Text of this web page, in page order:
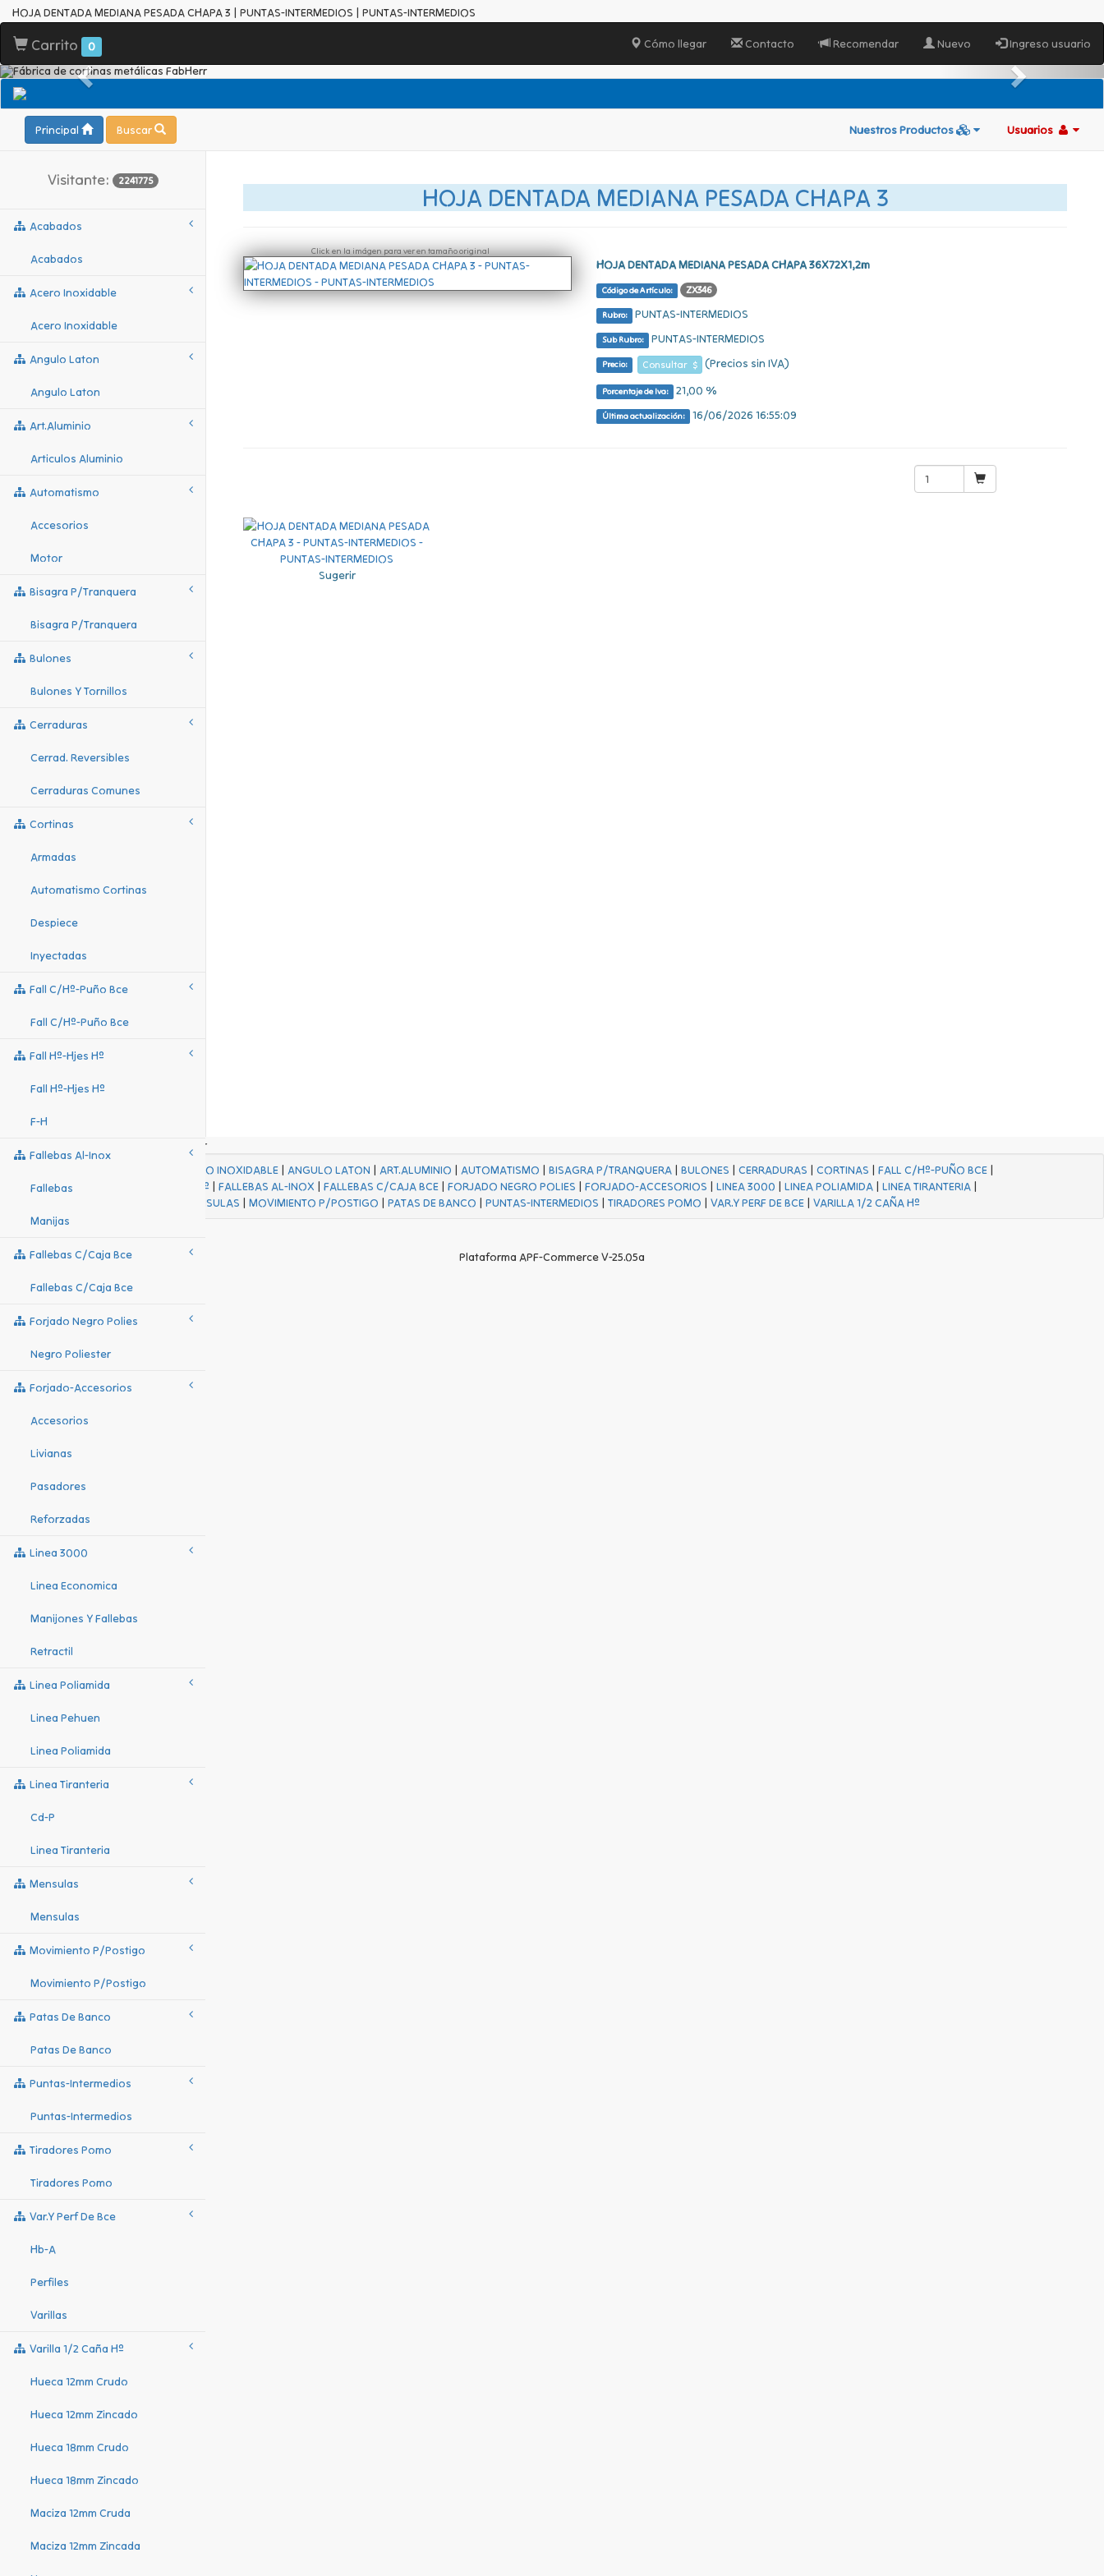
HOJA DENTADA MEDIANA PESADA CHAPA 3 | PUNTAS-INTERMEDIOS | PUNTAS-INTERMEDIOS
Carrito 0 Cómo llegar Contacto Recomendar Nuevo Ingreso usuario
Principal Buscar Nuestros Productos Usuarios
Visitante: 2241775
Acabados
Acabados
Acero Inoxidable
Acero Inoxidable
Angulo Laton
Angulo Laton
Art.aluminio
Articulos Aluminio
Automatismo
Accesorios
Motor
Bisagra P/tranquera
Bisagra P/tranquera
Bulones
Bulones Y Tornillos
Cerraduras
Cerrad. Reversibles
Cerraduras Comunes
Cortinas
Armadas
Automatismo Cortinas
Despiece
Inyectadas
Fall C/hº-Puño Bce
Fall C/hº-Puño Bce
Fall Hº-Hjes Hº
Fall Hº-Hjes Hº
F-H
Fallebas Al-Inox
Fallebas
Manijas
Fallebas C/caja Bce
Fallebas C/caja Bce
Forjado Negro Polies
Negro Poliester
Forjado-Accesorios
Accesorios
Livianas
Pasadores
Reforzadas
Linea 3000
Linea Economica
Manijones Y Fallebas
Retractil
Linea Poliamida
Linea Pehuen
Linea Poliamida
Linea Tiranteria
Cd-P
Linea Tiranteria
Mensulas
Mensulas
Movimiento P/postigo
Movimiento P/postigo
Patas De Banco
Patas De Banco
Puntas-Intermedios
Puntas-Intermedios
Tiradores Pomo
Tiradores Pomo
Var.y Perf De Bce
Hb-A
Perfiles
Varillas
Varilla 1/2 Caña Hº
Hueca 12mm Crudo
Hueca 12mm Zincado
Hueca 18mm Crudo
Hueca 18mm Zincado
Maciza 12mm Cruda
Maciza 12mm Zincada
HOJA DENTADA MEDIANA PESADA CHAPA 3
Click en la imágen para ver en tamaño original
HOJA DENTADA MEDIANA PESADA CHAPA 36X72X1,2m
Código de Artículo: ZX346
Rubro: PUNTAS-INTERMEDIOS
Sub Rubro: PUNTAS-INTERMEDIOS
Precio: Consultar $ (Precios sin IVA)
Porcentaje de Iva: 21,00 %
Última actualización: 16/06/2026 16:55:09
Sugerir
ACERO INOXIDABLE| ANGULO LATON | ART.ALUMINIO | AUTOMATISMO | BISAGRA P/TRANQUERA| BULONES | CERRADURAS | CORTINAS | FALL C/Hº-PUÑO BCE|
FALL Hº-HJES Hº |FALLEBAS AL-INOX |FALLEBAS C/CAJA BCE |FORJADO NEGRO POLIES |FORJADO-ACCESORIOS |LINEA 3000 |LINEA POLIAMIDA |LINEA TIRANTERIA |
MENSULAS | MOVIMIENTO P/POSTIGO | PATAS DE BANCO | PUNTAS-INTERMEDIOS | TIRADORES POMO | VAR.Y PERF DE BCE| VARILLA 1/2 CAÑA Hº
Plataforma APF-Commerce V-25.05a